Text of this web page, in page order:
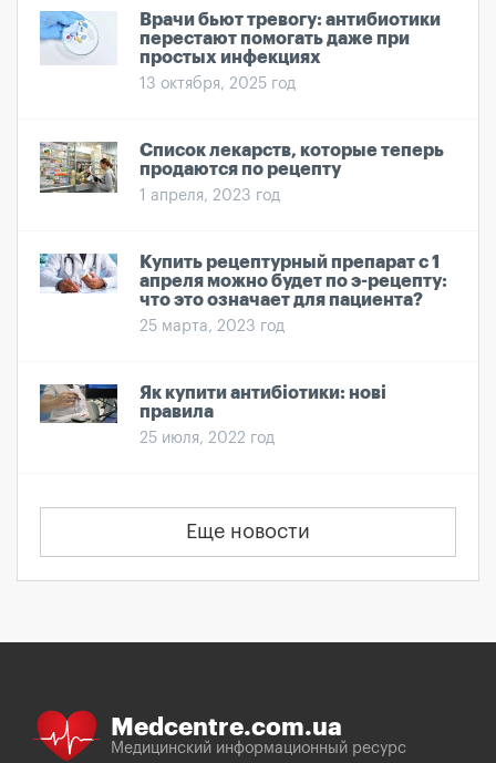
Врачи бьют тревогу: антибиотики
перестают помогать даже при
простых инфекциях
13 октября, 2025 год
Список лекарств, которые теперь
продаются по рецепту
1 апреля, 2023 год
Купить рецептурный препарат с 1
апреля можно будет по э-рецепту:
что это означает для пациента?
25 марта, 2023 год
Як купити антибіотики: нові
правила
25 июля, 2022 год
Еще новости
Medcentre.com.ua
Медицинский информационный ресурс